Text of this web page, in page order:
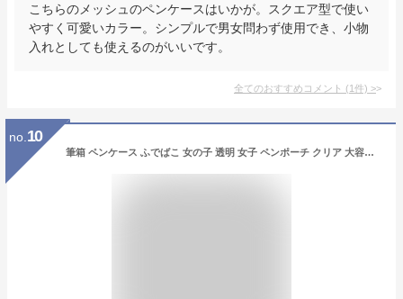
こちらのメッシュのペンケースはいかが。スクエア型で使い
やすく可愛いカラー。シンプルで男女問わず使用でき、小物
入れとしても使えるのがいいです。
全てのおすすめコメント (1件) >
no. 10
筆箱 ペンケース ふでばこ 女の子 透明 女子 ペンポーチ クリア 大容量 バッグ 小学校 小学生 中学生 高校生用 社会人用 韓国 おしゃれ シンプル 多機能 ふではこ 送料無料